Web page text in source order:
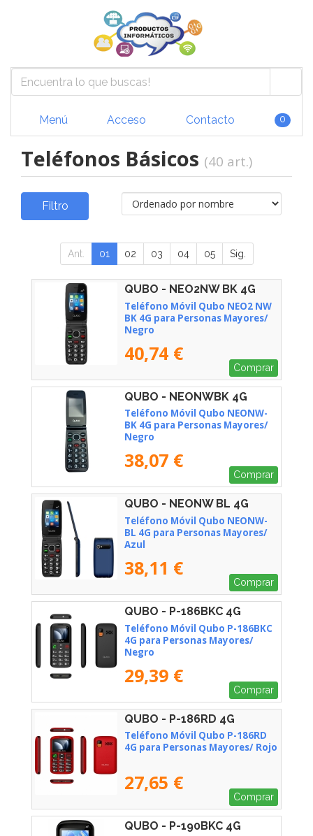
Menú Acceso Contacto 0
Teléfonos Básicos (40 art.)
Filtro
Ant. 01 02 03 04 05 Sig.
QUBO - NEO2NW BK 4G
Teléfono Móvil Qubo NEO2 NW
BK 4G para Personas Mayores/
Negro
40,74 €
Comprar
QUBO - NEONWBK 4G
Teléfono Móvil Qubo NEONW-
BK 4G para Personas Mayores/
Negro
38,07 €
Comprar
QUBO - NEONW BL 4G
Teléfono Móvil Qubo NEONW-
BL 4G para Personas Mayores/
Azul
38,11 €
Comprar
QUBO - P-186BKC 4G
Teléfono Móvil Qubo P-186BKC
4G para Personas Mayores/
Negro
29,39 €
Comprar
QUBO - P-186RD 4G
Teléfono Móvil Qubo P-186RD
4G para Personas Mayores/ Rojo
27,65 €
Comprar
QUBO - P-190BKC 4G